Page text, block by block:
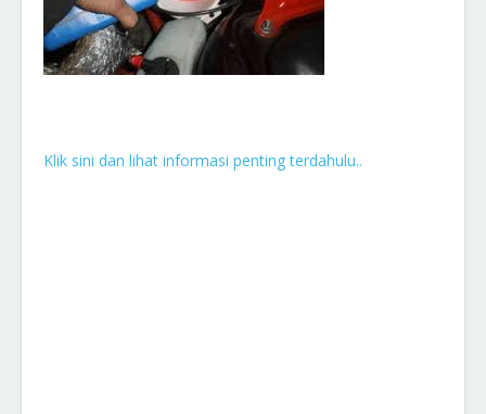
Klik sini dan lihat informasi penting terdahulu..